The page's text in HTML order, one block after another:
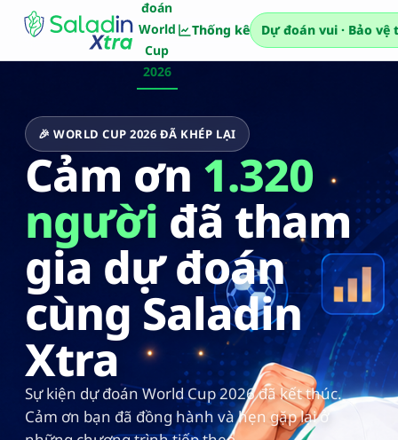
đoán
World
Cup
2026
Thống kê Dự đoán vui · Bảo vệ
🎉 WORLD CUP 2026 ĐÃ KHÉP LẠI
Cảm ơn 1.320
người đã tham
gia dự đoán
cùng Saladin
Xtra
Sự kiện dự đoán World Cup 2026 đã kết thúc.
Cảm ơn bạn đã đồng hành và hẹn gặp lại ở